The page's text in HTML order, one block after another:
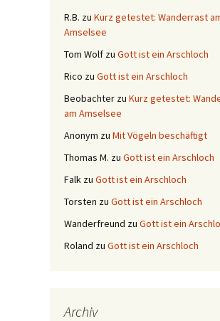
R.B. zu Kurz getestet: Wanderrast
Amselsee
Tom Wolf zu Gott ist ein Arschloch
Rico zu Gott ist ein Arschloch
Beobachter zu Kurz getestet:
am Amselsee
Anonym zu Mit Vögeln beschäftigt
Thomas M. zu Gott ist ein Arschloch
Falk zu Gott ist ein Arschloch
Torsten zu Gott ist ein Arschloch
Wanderfreund zu Gott ist ein
Roland zu Gott ist ein Arschloch
Archiv